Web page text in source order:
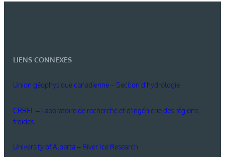
LIENS CONNEXES
Union géophysique canadienne – Section d'hydrologie
CRREL – Laboratoire de recherche et d'ingénierie des régions
froides
University of Alberta – River Ice Research